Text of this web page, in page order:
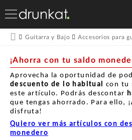
Guitarra y Bajo Accesorios para
¡Ahorra con tu saldo
Aprovecha la oportunidad de
descuento de lo habitual con tu
este artículo. Podrás descontar
que tengas ahorrado. Para ello, ¡
disfruta!
Quiero ver más artículos con
monedero